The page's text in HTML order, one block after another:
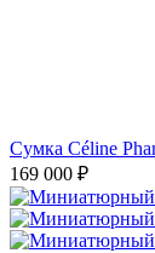
Сумка Céline
169 000 ₽